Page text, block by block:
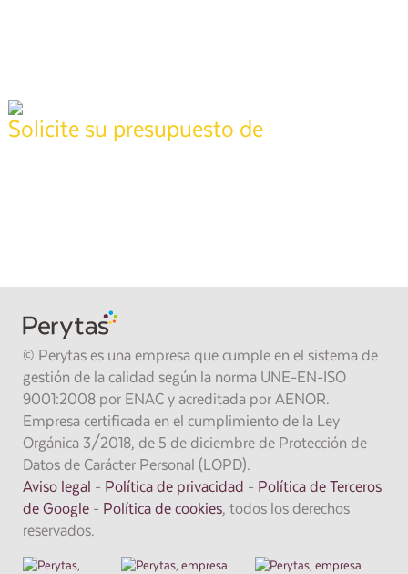
Solicite su presupuesto de
© Perytas es una empresa que cumple en el sistema de
gestión de la calidad según la norma UNE-EN-ISO
9001:2008 por ENAC y acreditada por AENOR.
Empresa certificada en el cumplimiento de la Ley
Orgánica 3/2018, de 5 de diciembre de Protección de
Datos de Carácter Personal (LOPD).
Aviso legal - Política de privacidad - Política de Terceros
de Google- Política de cookies, todos los derechos
reservados.